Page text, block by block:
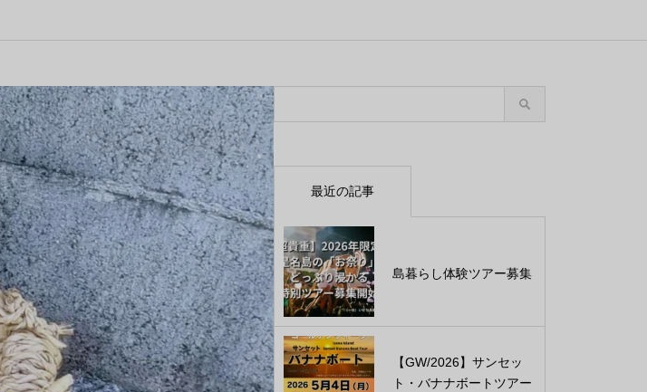
最近の記事
島暮らし体験ツアー募集
【GW/2026】サンセッ
ト・バナナボートツアー